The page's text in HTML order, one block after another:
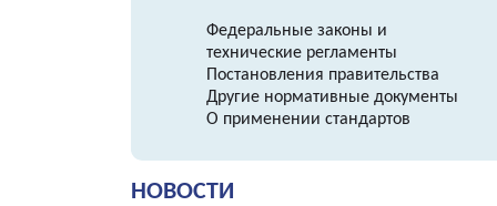
Федеральные законы и
технические регламенты
Постановления правительства
Другие нормативные документы
О применении стандартов
НОВОСТИ